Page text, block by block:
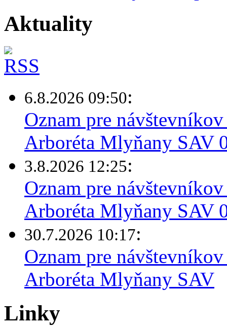
Aktuality
6.8.2026 09:50:
Oznam pre
Arboréta Mlyňany SAV
3.8.2026 12:25:
Oznam pre
Arboréta Mlyňany SAV
30.7.2026 10:17:
Oznam pre
Arboréta Mlyňany SAV
Linky